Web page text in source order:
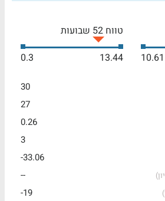
10.61
טווח 52 שבועות
13.44
0.3
30
27
0.26
3
-33.06
--
-19